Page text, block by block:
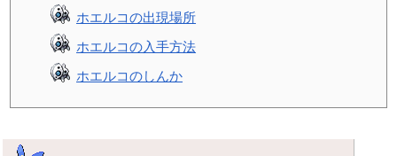
ホエルコの出現場所
ホエルコの入手方法
ホエルコのしんか